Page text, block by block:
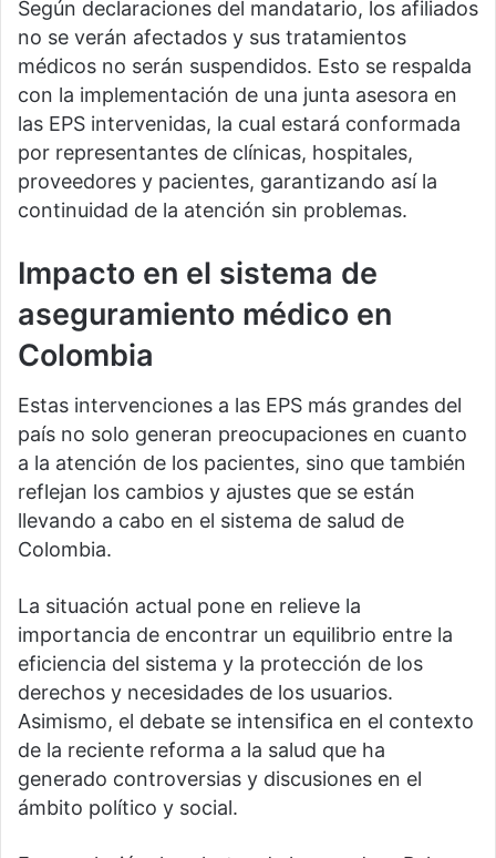
Según declaraciones del mandatario, los afiliados
no se verán afectados y sus tratamientos
médicos no serán suspendidos. Esto se respalda
con la implementación de una junta asesora en
las EPS intervenidas, la cual estará conformada
por representantes de clínicas, hospitales,
proveedores y pacientes, garantizando así la
continuidad de la atención sin problemas.
Impacto en el sistema de
aseguramiento médico en
Colombia
Estas intervenciones a las EPS más grandes del
país no solo generan preocupaciones en cuanto
a la atención de los pacientes, sino que también
reflejan los cambios y ajustes que se están
llevando a cabo en el sistema de salud de
Colombia.
La situación actual pone en relieve la
importancia de encontrar un equilibrio entre la
eficiencia del sistema y la protección de los
derechos y necesidades de los usuarios.
Asimismo, el debate se intensifica en el contexto
de la reciente reforma a la salud que ha
generado controversias y discusiones en el
ámbito político y social.